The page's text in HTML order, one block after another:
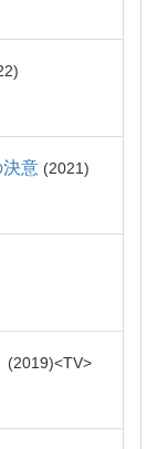
意 2021
2019 TV